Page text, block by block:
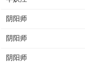
阴阳师
阴阳师
阴阳师